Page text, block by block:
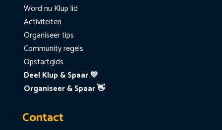
Word nu Klup lid
Activiteiten
Organiseer tips
Community regels
Opstartgids
Deel Klup & Spaar 💙
Organiseer & Spaar 👋
Contact